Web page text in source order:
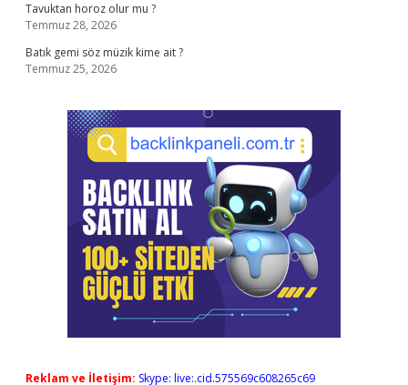
Tavuktan horoz olur mu ?
Temmuz 28, 2026
Batık gemi söz müzik kime ait ?
Temmuz 25, 2026
Reklam ve İletişim: Skype: live:.cid.575569c608265c69